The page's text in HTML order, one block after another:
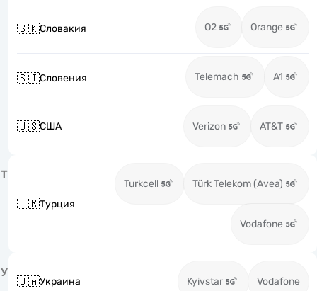
🇸🇰Словакия O2 Orange
🇸🇮Словения Telemach A1
🇺🇸США Verizon AT&T
Т
🇹🇷Турция
Turkcell Türk Telekom (Avea)
Vodafone
У
🇺🇦Украина Kyivstar Vodafone